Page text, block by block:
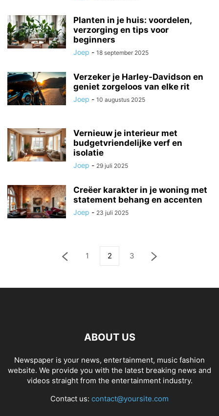
Planten in je huis: voordelen,
verzorging en tips voor
beginners
Joep - 18 september 2025
Verzeker je Harley-Davidson en
geniet zorgeloos van elke rit
Joep - 10 augustus 2025
Vernieuw je interieur met
budgetvriendelijke verf en
isolatie
Joep - 29 juli 2025
Creëer karakter in je woning met
statement behang en accenten
Joep - 23 juli 2025
1 2 3
ABOUT US
Newspaper is your news, entertainment, music fashion
website. We provide you with the latest breaking news and
videos straight from the entertainment industry.
Contact us: contact@yoursite.com